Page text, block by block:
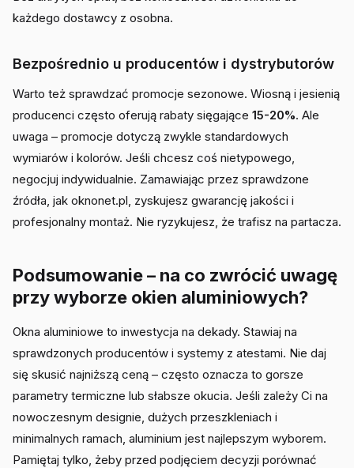
każdego dostawcy z osobna.
Bezpośrednio u producentów i dystrybutorów
Warto też sprawdzać promocje sezonowe. Wiosną i jesienią
producenci często oferują rabaty sięgające 15-20%. Ale
uwaga – promocje dotyczą zwykle standardowych
wymiarów i kolorów. Jeśli chcesz coś nietypowego,
negocjuj indywidualnie. Zamawiając przez sprawdzone
źródła, jak oknonet.pl, zyskujesz gwarancję jakości i
profesjonalny montaż. Nie ryzykujesz, że trafisz na partacza.
Podsumowanie – na co zwrócić uwagę
przy wyborze okien aluminiowych?
Okna aluminiowe to inwestycja na dekady. Stawiaj na
sprawdzonych producentów i systemy z atestami. Nie daj
się skusić najniższą ceną – często oznacza to gorsze
parametry termiczne lub słabsze okucia. Jeśli zależy Ci na
nowoczesnym designie, dużych przeszkleniach i
minimalnych ramach, aluminium jest najlepszym wyborem.
Pamiętaj tylko, żeby przed podjęciem decyzji porównać